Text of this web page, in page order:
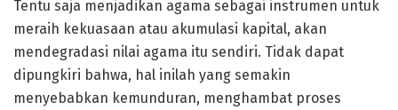
Tentu saja menjadikan agama sebagai instrumen untuk
meraih kekuasaan atau akumulasi kapital, akan
mendegradasi nilai agama itu sendiri. Tidak dapat
dipungkiri bahwa, hal inilah yang semakin
menyebabkan kemunduran, menghambat proses